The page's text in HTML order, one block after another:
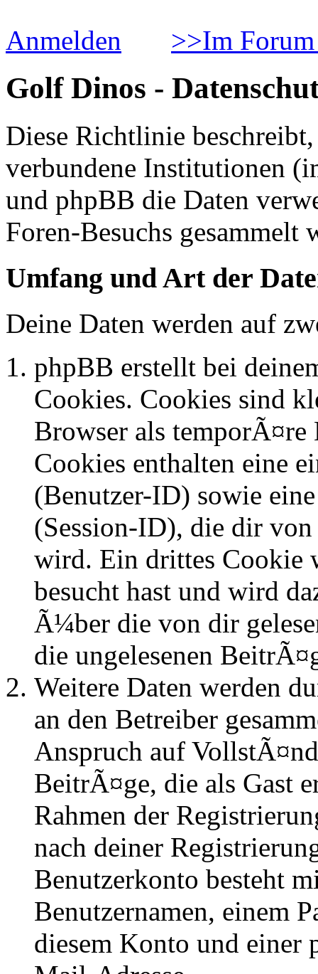
Anmelden >>Im
Golf Dinos -
Diese Richtlinie
verbundene Institutionen
und phpBB die Daten
Foren-Besuchs gesammelt
Umfang und Art der
Deine Daten werden auf
phpBB erstellt bei
Cookies. Cookies sind
Browser als temporÃ¤re
Cookies enthalten eine
(Benutzer-ID) sowie
(Session-ID), die dir
wird. Ein drittes Cookie
besucht hast und wird
Ã¼ber die von dir
die ungelesenen
Weitere Daten werden
an den Betreiber
Anspruch auf
BeitrÃ¤ge, die als Gast
Rahmen der
nach deiner
Benutzerkonto besteht
Benutzernamen, einem
diesem Konto und